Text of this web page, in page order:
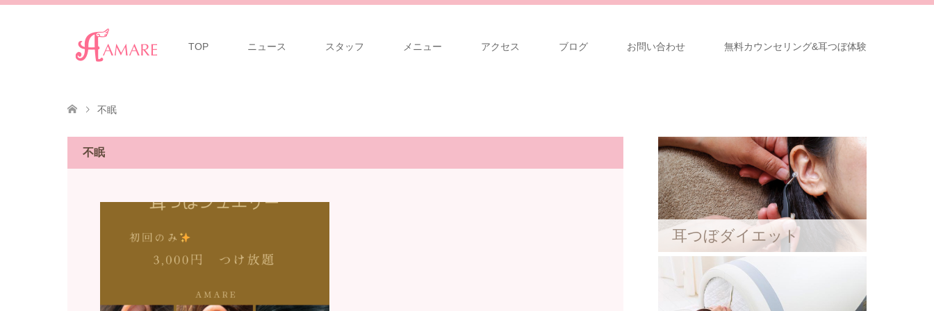
TOP ニュース スタッフ メニュー アクセス ブログ お問い合わせ 無料カウンセリング&耳つぼ体験
不眠
不眠
耳つぼダイエット